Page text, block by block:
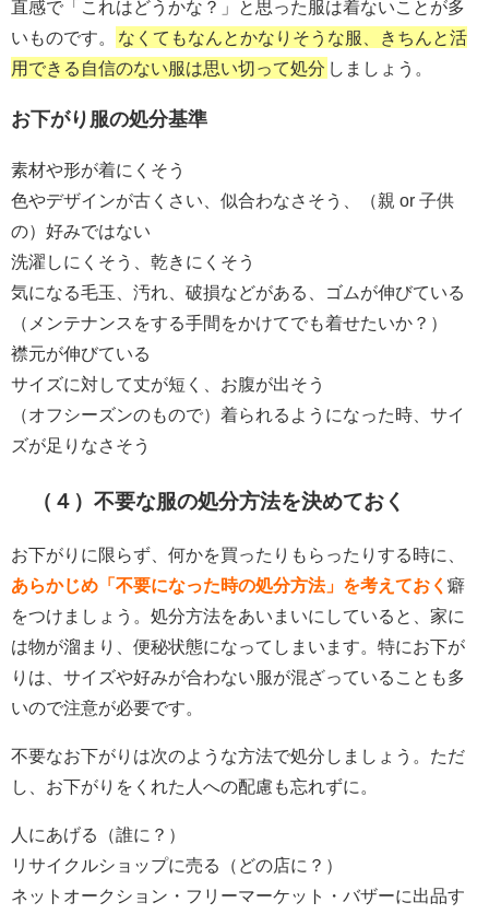
直感で「これはどうかな？」と思った服は着ないことが多
いものです。
なくてもなんとかなりそうな服、きちんと活
用できる自信のない服は思い切って処分 しましょう。
お下がり服の処分基準
素材や形が着にくそう
色やデザインが古くさい、似合わなさそう、（親 or 子供
の）好みではない
洗濯しにくそう、乾きにくそう
気になる毛玉、汚れ、破損などがある、ゴムが伸びている
（メンテナンスをする手間をかけてでも着せたいか？）
襟元が伸びている
サイズに対して丈が短く、お腹が出そう
（オフシーズンのもので）着られるようになった時、サイ
ズが足りなさそう
（４）不要な服の処分方法を決めておく
お下がりに限らず、何かを買ったりもらったりする時に、
あらかじめ「不要になった時の処分方法」を考えておく 癖
をつけましょう。処分方法をあいまいにしていると、家に
は物が溜まり、便秘状態になってしまいます。特にお下が
りは、サイズや好みが合わない服が混ざっていることも多
いので注意が必要です。
不要なお下がりは次のような方法で処分しましょう。ただ
し、お下がりをくれた人への配慮も忘れずに。
人にあげる（誰に？）
リサイクルショップに売る（どの店に？）
ネットオークション・フリーマーケット・バザーに出品す